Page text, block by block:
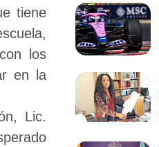
tiene
los
en la
Lic.